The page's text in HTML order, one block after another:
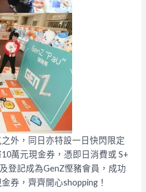
外，同日亦特設一日快閃限定
萬元現金券，憑即日消費或 S+
登記成為GenZ慳豬會員，成功
券，齊齊開心shopping！